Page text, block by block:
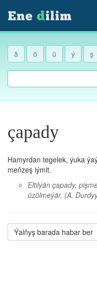
ä ö ü ý ş
çapady
Hamyrdan tegelek, ýuka
meňzeş iýmit.
Eltilýän çapady,
üzülmeýär. (A.
Ýalňyş barada habar ber